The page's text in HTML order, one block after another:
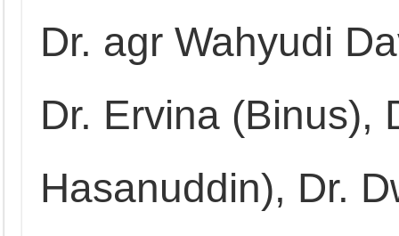
Dr. agr Wahyudi
Dr. Ervina (Binus),
Hasanuddin), Dr.